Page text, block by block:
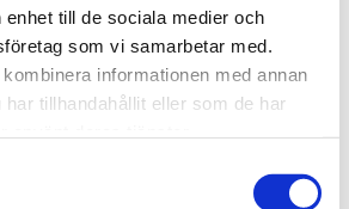
enhet till de sociala medier och
som vi samarbetar med.
informationen med annan
tillhandahållit eller som de har